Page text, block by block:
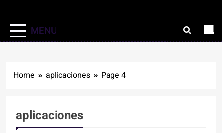
MENU
Home aplicaciones Page 4
aplicaciones